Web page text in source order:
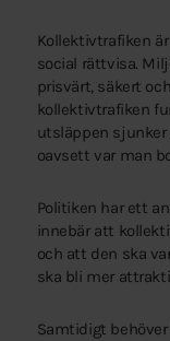
Kollektivtrafiken
social rättvisa.
prisvärt, säkert
kollektivtrafiken
utsläppen
oavsett var man
Politiken har ett
innebär att
och att den ska
ska bli mer
Samtidigt